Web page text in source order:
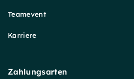
Teamevent
Karriere
Zahlungsarten